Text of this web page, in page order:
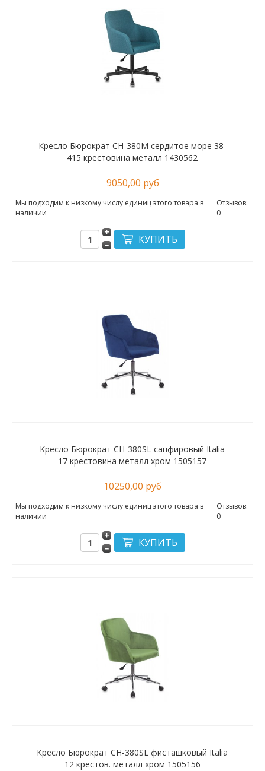
Кресло Бюрократ CH-380M сердитое море 38-
415 крестовина металл 1430562
9050,00 руб
Мы подходим к низкому числу единиц этого товара в
наличии
Отзывов:
0
Кресло Бюрократ CH-380SL сапфировый Italia
17 крестовина металл хром 1505157
10250,00 руб
Мы подходим к низкому числу единиц этого товара в
наличии
Отзывов:
0
Кресло Бюрократ CH-380SL фисташковый Italia
12 крестов. металл хром 1505156